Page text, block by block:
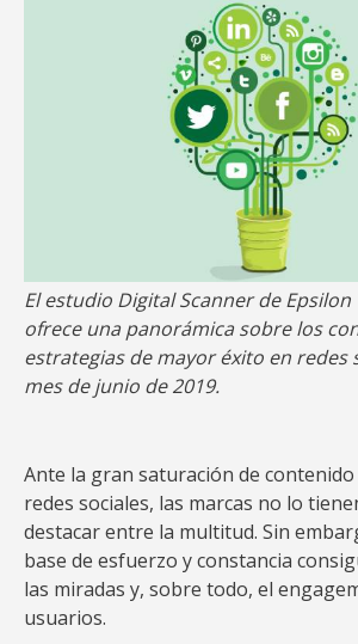
El estudio Digital Scanner de
ofrece una panorámica sobre los
estrategias de mayor éxito en redes
mes de junio de 2019.
Ante la gran saturación de
redes sociales, las marcas no lo
destacar entre la multitud. Sin
base de esfuerzo y constancia
las miradas y, sobre todo, el
usuarios.